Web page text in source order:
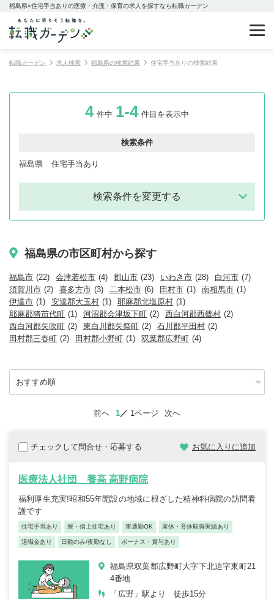
福島県×住宅手当ありの医療・介護・保育の求人を探すなら転職ガーデン
転職ガーデン 求人検索 福島県の検索結果 住宅手当ありの検索結果
4 件中 1-4 件目を表示中
検索条件
福島県 住宅手当あり
検索条件を変更する
福島県の市区町村から探す
福島市 (22) 会津若松市 (4) 郡山市 (23) いわき市 (28) 白河市 (7)
須賀川市 (2) 喜多方市 (3) 二本松市 (6) 田村市 (1) 南相馬市 (1)
伊達市 (1) 安達郡大玉村 (1) 耶麻郡北塩原村 (1)
耶麻郡猪苗代町 (1) 河沼郡会津坂下町 (2) 西白河郡西郷村 (2)
西白河郡矢吹町 (2) 東白川郡矢祭町 (2) 石川郡平田村 (2)
田村郡三春町 (2) 田村郡小野町 (1) 双葉郡広野町 (4)
前へ 1 1ページ 次へ
チェックして問合せ・応募する お気に入りに追加
医療法人社団 養高 高野病院
福利厚生充実!昭和55年開設の地域に根ざした精神科病院の訪問看
護です
住宅手当あり 寮・借上住宅あり 車通勤OK 産休・育休取得実績あり
退職金あり 日勤のみ/夜勤なし ボーナス・賞与あり
福島県双葉郡広野町大字下北迫字東町21
4番地
「広野」駅より 徒歩15分